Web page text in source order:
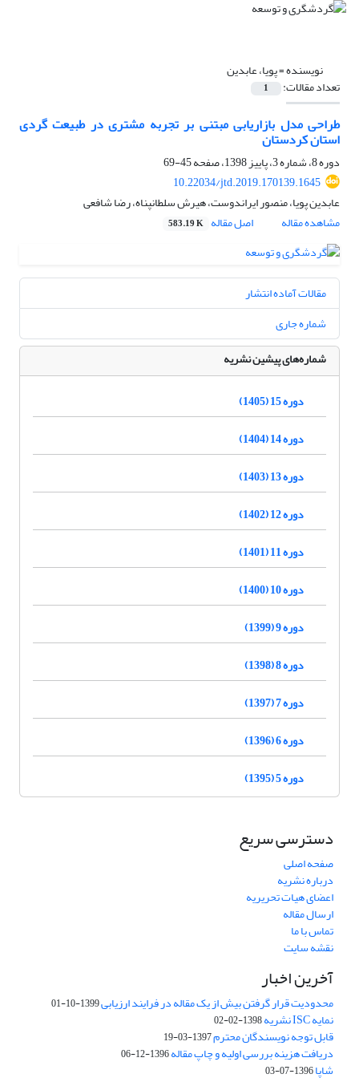
نویسنده =پویا، عابدین
تعداد مقالات: 1
طراحی مدل بازاریابی مبتنی بر تجربه مشتری در طبیعت گردی
استان کردستان
دوره 8، شماره 3، پاییز 1398، صفحه
45-69
10.22034/jtd.2019.170139.1645
عابدین پویا، منصور ایراندوست، هیرش سلطانپناه، رضا شافعی
مشاهده مقاله
اصل مقاله 583.19 K
مقالات آماده انتشار
شماره جاری
شماره‌های پیشین نشریه
دوره 15 (1405)
دوره 14 (1404)
دوره 13 (1403)
دوره 12 (1402)
دوره 11 (1401)
دوره 10 (1400)
دوره 9 (1399)
دوره 8 (1398)
دوره 7 (1397)
دوره 6 (1396)
دوره 5 (1395)
دسترسی سریع
صفحه اصلی
درباره نشریه
اعضای هیات تحریریه
ارسال مقاله
تماس با ما
نقشه سایت
آخرین اخبار
محدودیت قرار گرفتن بیش از یک مقاله در فرایند ارزیابی1399-10-01
نمایه ISC نشریه 1398-02-02
قابل توجه نویسندگان محترم1397-03-19
دریافت هزینه بررسی اولیه و چاپ مقاله1396-12-06
شاپا1396-07-03